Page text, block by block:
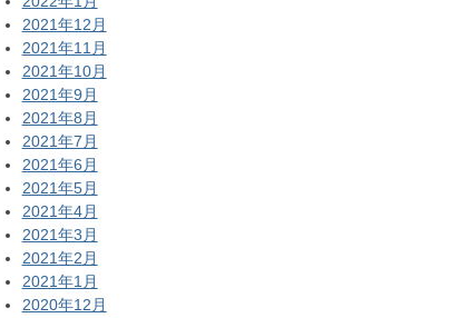
2021年12月
2021年11月
2021年10月
2021年9月
2021年8月
2021年7月
2021年6月
2021年5月
2021年4月
2021年3月
2021年2月
2021年1月
2020年12月